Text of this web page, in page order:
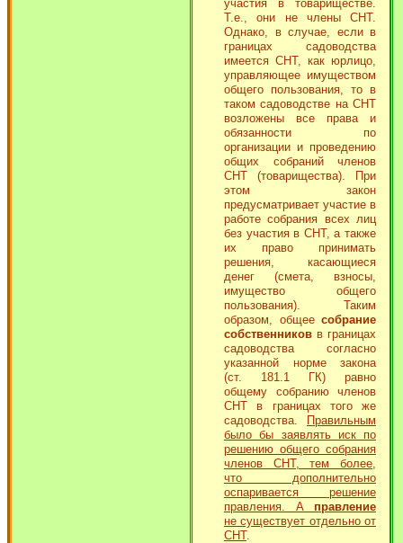
участия в товариществе.
Т.е., они не члены СНТ.
Однако, в случае, если в
границах садоводства
имеется СНТ, как юрлицо,
управляющее имуществом
общего пользования, то в
таком садоводстве на СНТ
возложены все права и
обязанности по
организации и проведению
общих собраний членов
СНТ (товарищества). При
этом закон
предусматривает участие в
работе собрания всех лиц
без участия в СНТ, а также
их право принимать
решения, касающиеся
денег (смета, взносы,
имущество общего
пользования). Таким
образом, общее собрание
собственников в границах
садоводства согласно
указанной норме закона
(ст. 181.1 ГК) равно
общему собранию членов
СНТ в границах того же
садоводства.
Правильным
было бы заявлять иск по
решению общего собрания
членов СНТ, тем более,
что дополнительно
оспаривается решение
правления. А правление
не существует отдельно от
СНТ.